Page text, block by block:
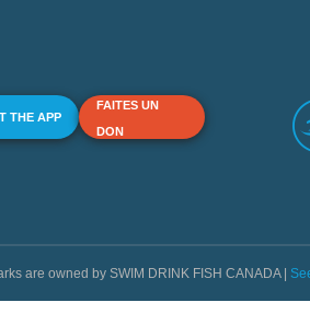
THE APP
FAITES UN
DON
are owned by SWIM DRINK FISH CANADA |